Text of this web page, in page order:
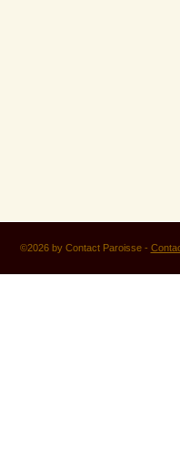
©2026 by Contact Paroisse -